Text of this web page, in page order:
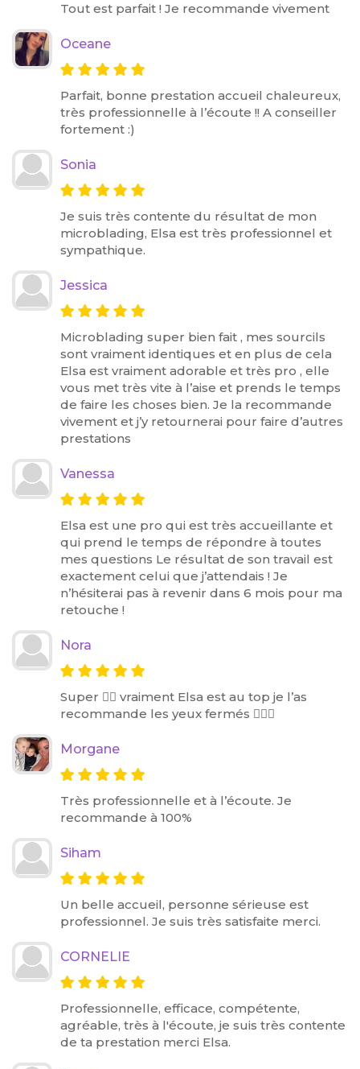
Tout est parfait ! Je recommande vivement
Oceane
Parfait, bonne prestation accueil chaleureux,
très professionnelle à l’écoute !! A conseiller
fortement :)
Sonia
Je suis très contente du résultat de mon
microblading, Elsa est très professionnel et
sympathique.
Jessica
Microblading super bien fait , mes sourcils
sont vraiment identiques et en plus de cela
Elsa est vraiment adorable et très pro , elle
vous met très vite à l’aise et prends le temps
de faire les choses bien. Je la recommande
vivement et j’y retournerai pour faire d’autres
prestations
Vanessa
Elsa est une pro qui est très accueillante et
qui prend le temps de répondre à toutes
mes questions Le résultat de son travail est
exactement celui que j’attendais ! Je
n’hésiterai pas à revenir dans 6 mois pour ma
retouche !
Nora
Super 👍🏼 vraiment Elsa est au top je l’as
recommande les yeux fermés 👌🏼🥰
Morgane
Très professionnelle et à l’écoute. Je
recommande à 100%
Siham
Un belle accueil, personne sérieuse est
professionnel. Je suis très satisfaite merci.
CORNELIE
Professionnelle, efficace, compétente,
agréable, très à l'écoute, je suis très contente
de ta prestation merci Elsa.